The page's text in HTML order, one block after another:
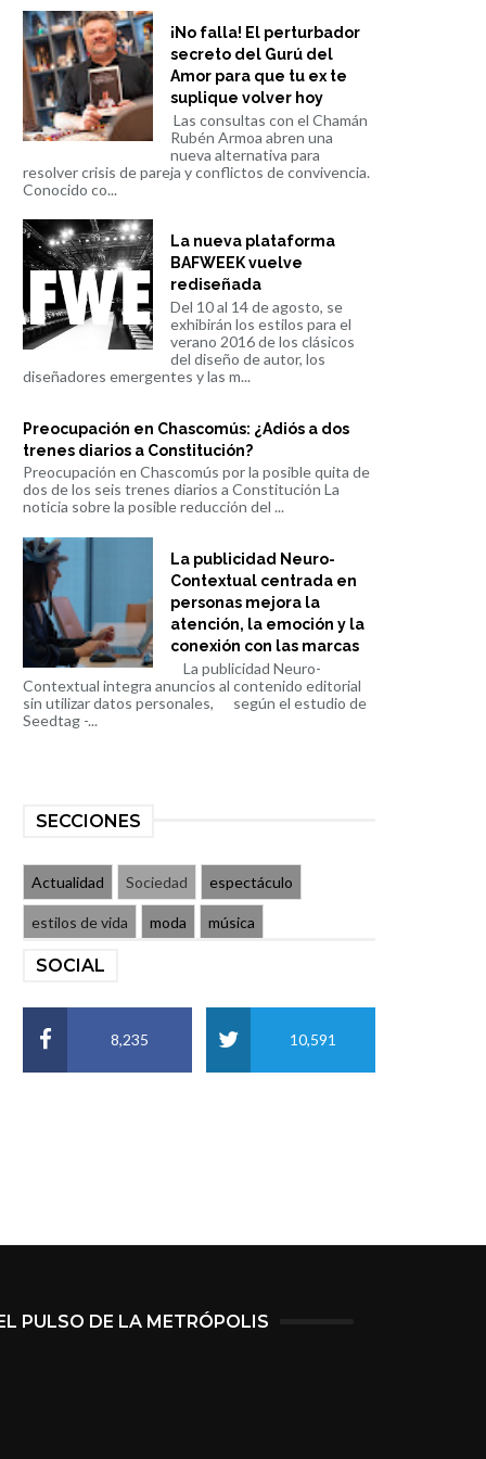
¡No falla! El perturbador
secreto del Gurú del
Amor para que tu ex te
suplique volver hoy
Las consultas con el Chamán
Rubén Armoa abren una
nueva alternativa para
resolver crisis de pareja y conflictos de convivencia.
Conocido co...
La nueva plataforma
BAFWEEK vuelve
rediseñada
Del 10 al 14 de agosto, se
exhibirán los estilos para el
verano 2016 de los clásicos
del diseño de autor, los
diseñadores emergentes y las m...
Preocupación en Chascomús: ¿Adiós a dos
trenes diarios a Constitución?
Preocupación en Chascomús por la posible quita de
dos de los seis trenes diarios a Constitución La
noticia sobre la posible reducción del ...
La publicidad Neuro-
Contextual centrada en
personas mejora la
atención, la emoción y la
conexión con las marcas
La publicidad Neuro-
Contextual integra anuncios al contenido editorial
sin utilizar datos personales, según el estudio de
Seedtag -...
SECCIONES
Actualidad Sociedad espectáculo
estilos de vida moda música
SOCIAL
8,235 10,591
PULSO DE LA METRÓPOLIS